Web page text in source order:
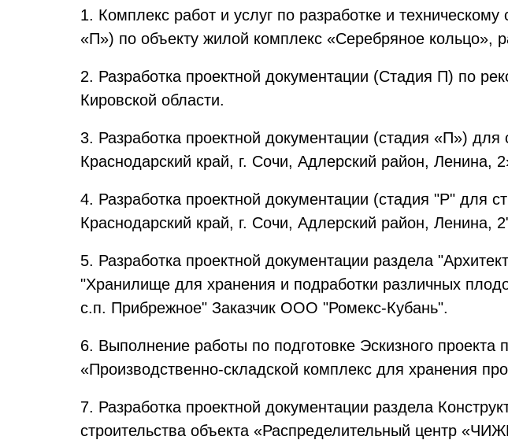
1. Комплекс работ и услуг по разработке и
«П») по объекту жилой комплекс «Серебряное кольцо»,
2. Разработка проектной документации (Стадия П) по
Кировской области.
3. Разработка проектной документации (стадия «П»)
Краснодарский край, г. Сочи, Адлерский район, Ленина,
4. Разработка проектной документации (стадия "Р" для
Краснодарский край, г. Сочи, Адлерский район, Ленина,
5. Разработка проектной документации раздела
"Хранилище для хранения и подработки различных
с.п. Прибрежное" Заказчик ООО "Ромекс-Кубань".
6. Выполнение работы по подготовке Эскизного
«Производственно-складской комплекс для хранения
7. Разработка проектной документации раздела
строительства объекта «Распределительный центр